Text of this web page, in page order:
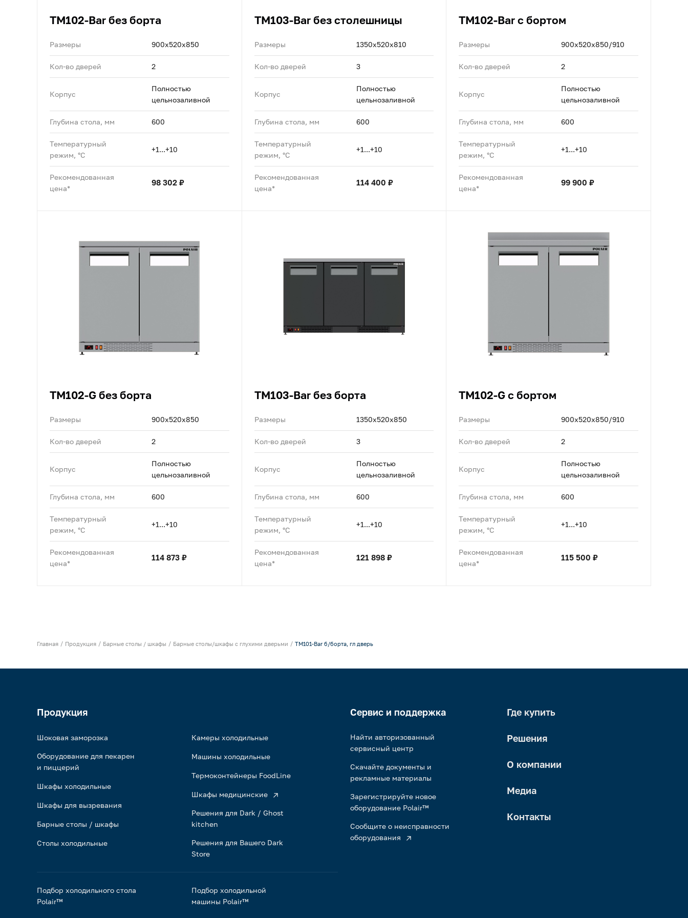
TM102-Bar без борта
Размеры 900х520х850
Кол-во дверей 2
Корпус
Полностью
цельнозаливной
Глубина стола, мм 600
Температурный
режим, °C
+1...+10
Рекомендованная
цена*
98 302 ₽
TM103-Bar без столешницы
Размеры 1350х520х810
Кол-во дверей 3
Корпус
Полностью
цельнозаливной
Глубина стола, мм 600
Температурный
режим, °C
+1...+10
Рекомендованная
цена*
114 400 ₽
TM102-Bar с бортом
Размеры 900х520х850/910
Кол-во дверей 2
Корпус
Полностью
цельнозаливной
Глубина стола, мм 600
Температурный
режим, °C
+1...+10
Рекомендованная
цена*
99 900 ₽
TM102-G без борта
Размеры 900х520х850
Кол-во дверей 2
Корпус
Полностью
цельнозаливной
Глубина стола, мм 600
Температурный
режим, °C
+1...+10
Рекомендованная
цена*
114 873 ₽
TM103-Bar без борта
Размеры 1350х520х850
Кол-во дверей 3
Корпус
Полностью
цельнозаливной
Глубина стола, мм 600
Температурный
режим, °C
+1...+10
Рекомендованная
цена*
121 898 ₽
TM102-G с бортом
Размеры 900х520х850/910
Кол-во дверей 2
Корпус
Полностью
цельнозаливной
Глубина стола, мм 600
Температурный
режим, °C
+1...+10
Рекомендованная
цена*
115 500 ₽
Главная Продукция Барные столы / шкафы Барные столы/шкафы с глухими дверьми TM101-Bar б/борта, гл дверь
Продукция
Шоковая заморозка
Оборудование для пекарен
и пиццерий
Шкафы холодильные
Шкафы для вызревания
Барные столы / шкафы
Столы холодильные
Камеры холодильные
Машины холодильные
Термоконтейнеры FoodLine
Шкафы медицинские
Решения для Dark / Ghost
kitchen
Решения для Вашего Dark
Store
Подбор холодильного стола
Polair™
Подбор холодильной
машины Polair™
Сервис и поддержка
Найти авторизованный
сервисный центр
Скачайте документы и
рекламные материалы
Зарегистрируйте новое
оборудование Polair™
Сообщите о неисправности
оборудования
Где купить
Решения
О компании
Медиа
Контакты